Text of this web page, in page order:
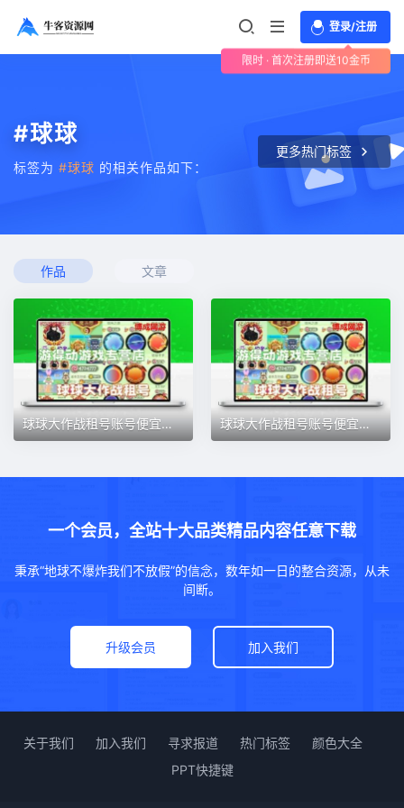
登录/注册
限时 · 首次注册即送10金币
#球球
标签为 #球球 的相关作品如下：
更多热门标签
作品 文章
球球大作战租号账号便宜出租黑洞嘉年华塔坦杯孢子彩云之南阿芙娜 球球大作战租号账号便宜出租黑洞嘉年华塔坦杯孢子彩云之南阿芙娜
一个会员，全站十大品类精品内容任意下载
秉承“地球不爆炸我们不放假”的信念，数年如一日的整合资源，从未
间断。
升级会员 加入我们
关于我们 加入我们 寻求报道 热门标签
颜色大全
PPT快捷键